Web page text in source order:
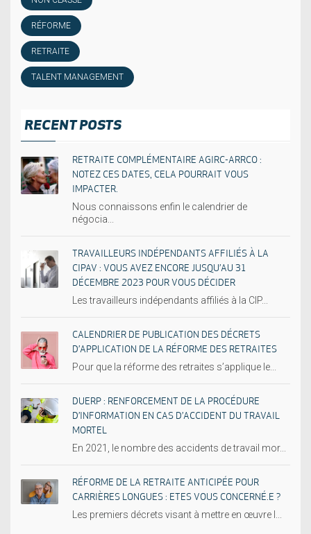
RÉFORME
RETRAITE
TALENT MANAGEMENT
RECENT POSTS
RETRAITE COMPLÉMENTAIRE AGIRC-ARRCO :
NOTEZ CES DATES, CELA POURRAIT VOUS
IMPACTER.
Nous connaissons enfin le calendrier de
négocia...
TRAVAILLEURS INDÉPENDANTS AFFILIÉS À LA
CIPAV : VOUS AVEZ ENCORE JUSQU’AU 31
DÉCEMBRE 2023 POUR VOUS DÉCIDER
Les travailleurs indépendants affiliés à la CIP...
CALENDRIER DE PUBLICATION DES DÉCRETS
D’APPLICATION DE LA RÉFORME DES RETRAITES
Pour que la réforme des retraites s’applique le...
DUERP : RENFORCEMENT DE LA PROCÉDURE
D’INFORMATION EN CAS D’ACCIDENT DU TRAVAIL
MORTEL
En 2021, le nombre des accidents de travail mor...
RÉFORME DE LA RETRAITE ANTICIPÉE POUR
CARRIÈRES LONGUES : ETES VOUS CONCERNÉ.E ?
Les premiers décrets visant à mettre en œuvre l...